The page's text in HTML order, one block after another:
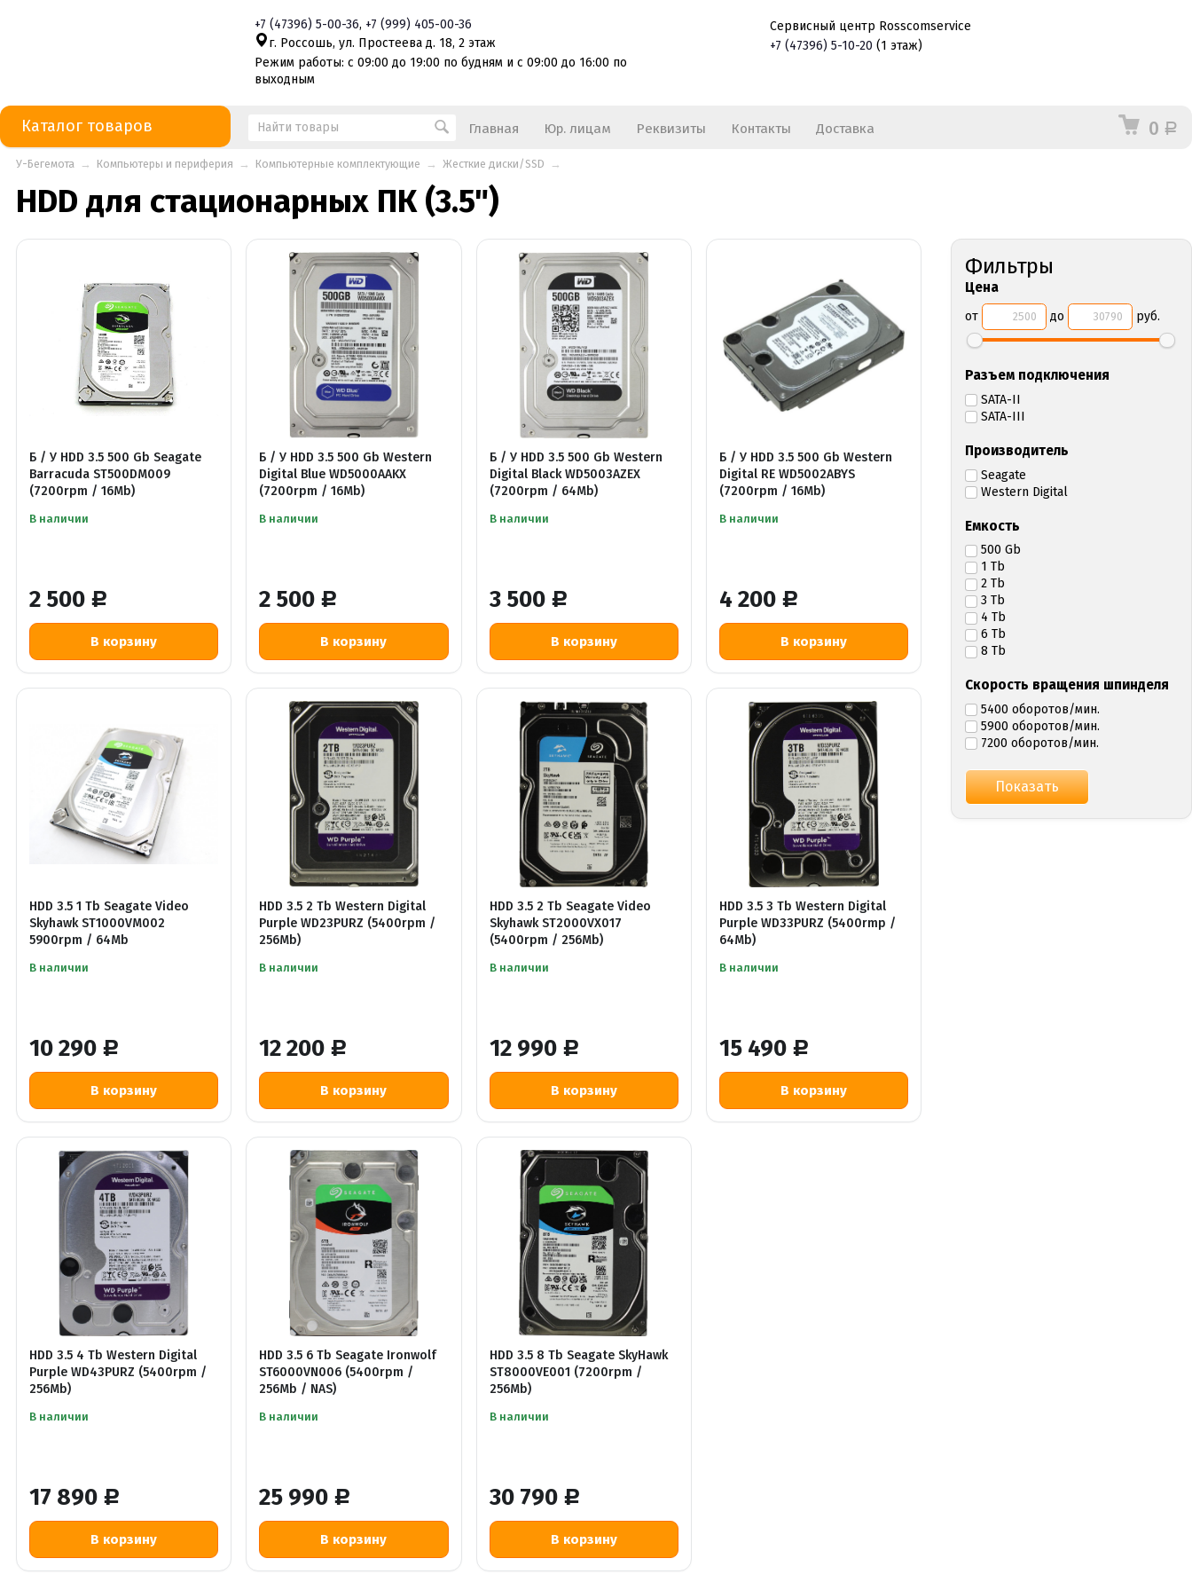
+7 (47396) 5-00-36, +7 (999) 405-00-36
г. Россошь, ул. Простеева д. 18, 2 этаж
Режим работы: с 09:00 до 19:00 по будням и с 09:00 до 16:00 по
выходным
Сервисный центр Rosscomservice
+7(47396) 5-10-20 (1 этаж)
0 Р
Каталог товаров Главная Юр. лицам Реквизиты Контакты Доставка
У-Бегемота → Компьютеры и периферия → Компьютерные комплектующие → Жесткие диски/SSD →
HDD для стационарных ПК (3.5")
Фильтры
Цена
от до руб.
Разъем подключения
SATA-II
SATA-III
Производитель
Seagate
Western Digital
Емкость
500 Gb
1 Tb
2 Tb
3 Tb
4 Tb
6 Tb
8 Tb
Скорость вращения шпинделя
5400 оборотов/мин.
5900 оборотов/мин.
7200 оборотов/мин.
2 500 Р
Б / У HDD 3.5 500 Gb Seagate
Barracuda ST500DM009
(7200rpm / 16Mb)
В наличии
2 500 Р
Б / У HDD 3.5 500 Gb Western
Digital Blue WD5000AAKX
(7200rpm / 16Mb)
В наличии
3 500 Р
Б / У HDD 3.5 500 Gb Western
Digital Black WD5003AZEX
(7200rpm / 64Mb)
В наличии
4 200 Р
Б / У HDD 3.5 500 Gb Western
Digital RE WD5002ABYS
(7200rpm / 16Mb)
В наличии
10 290 Р
HDD 3.5 1 Tb Seagate Video
Skyhawk ST1000VM002
5900rpm / 64Mb
В наличии
12 200 Р
HDD 3.5 2 Tb Western Digital
Purple WD23PURZ (5400rpm /
256Mb)
В наличии
12 990 Р
HDD 3.5 2 Tb Seagate Video
Skyhawk ST2000VX017
(5400rpm / 256Mb)
В наличии
15 490 Р
HDD 3.5 3 Tb Western Digital
Purple WD33PURZ (5400rmp /
64Mb)
В наличии
17 890 Р
HDD 3.5 4 Tb Western Digital
Purple WD43PURZ (5400rpm /
256Mb)
В наличии
25 990 Р
HDD 3.5 6 Tb Seagate Ironwolf
ST6000VN006 (5400rpm /
256Mb / NAS)
В наличии
30 790 Р
HDD 3.5 8 Tb Seagate SkyHawk
ST8000VE001 (7200rpm /
256Mb)
В наличии